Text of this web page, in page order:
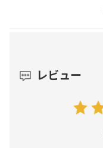
レビュー